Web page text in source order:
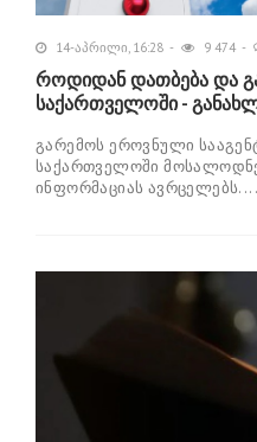
14-აპრილი, 16:28 9 474
როდიდან დათბება და
საქართველოში -
გარემოს ეროვნული
საქართველოში
ინფორმაციას ავრცელებს....